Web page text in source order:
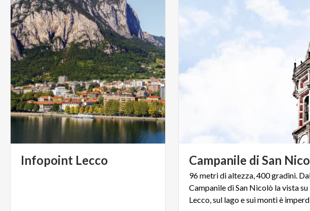
Infopoint Lecco Campanile di San
96 metri di altezza, 400 gradini.
Campanile di San Nicolò la vista su